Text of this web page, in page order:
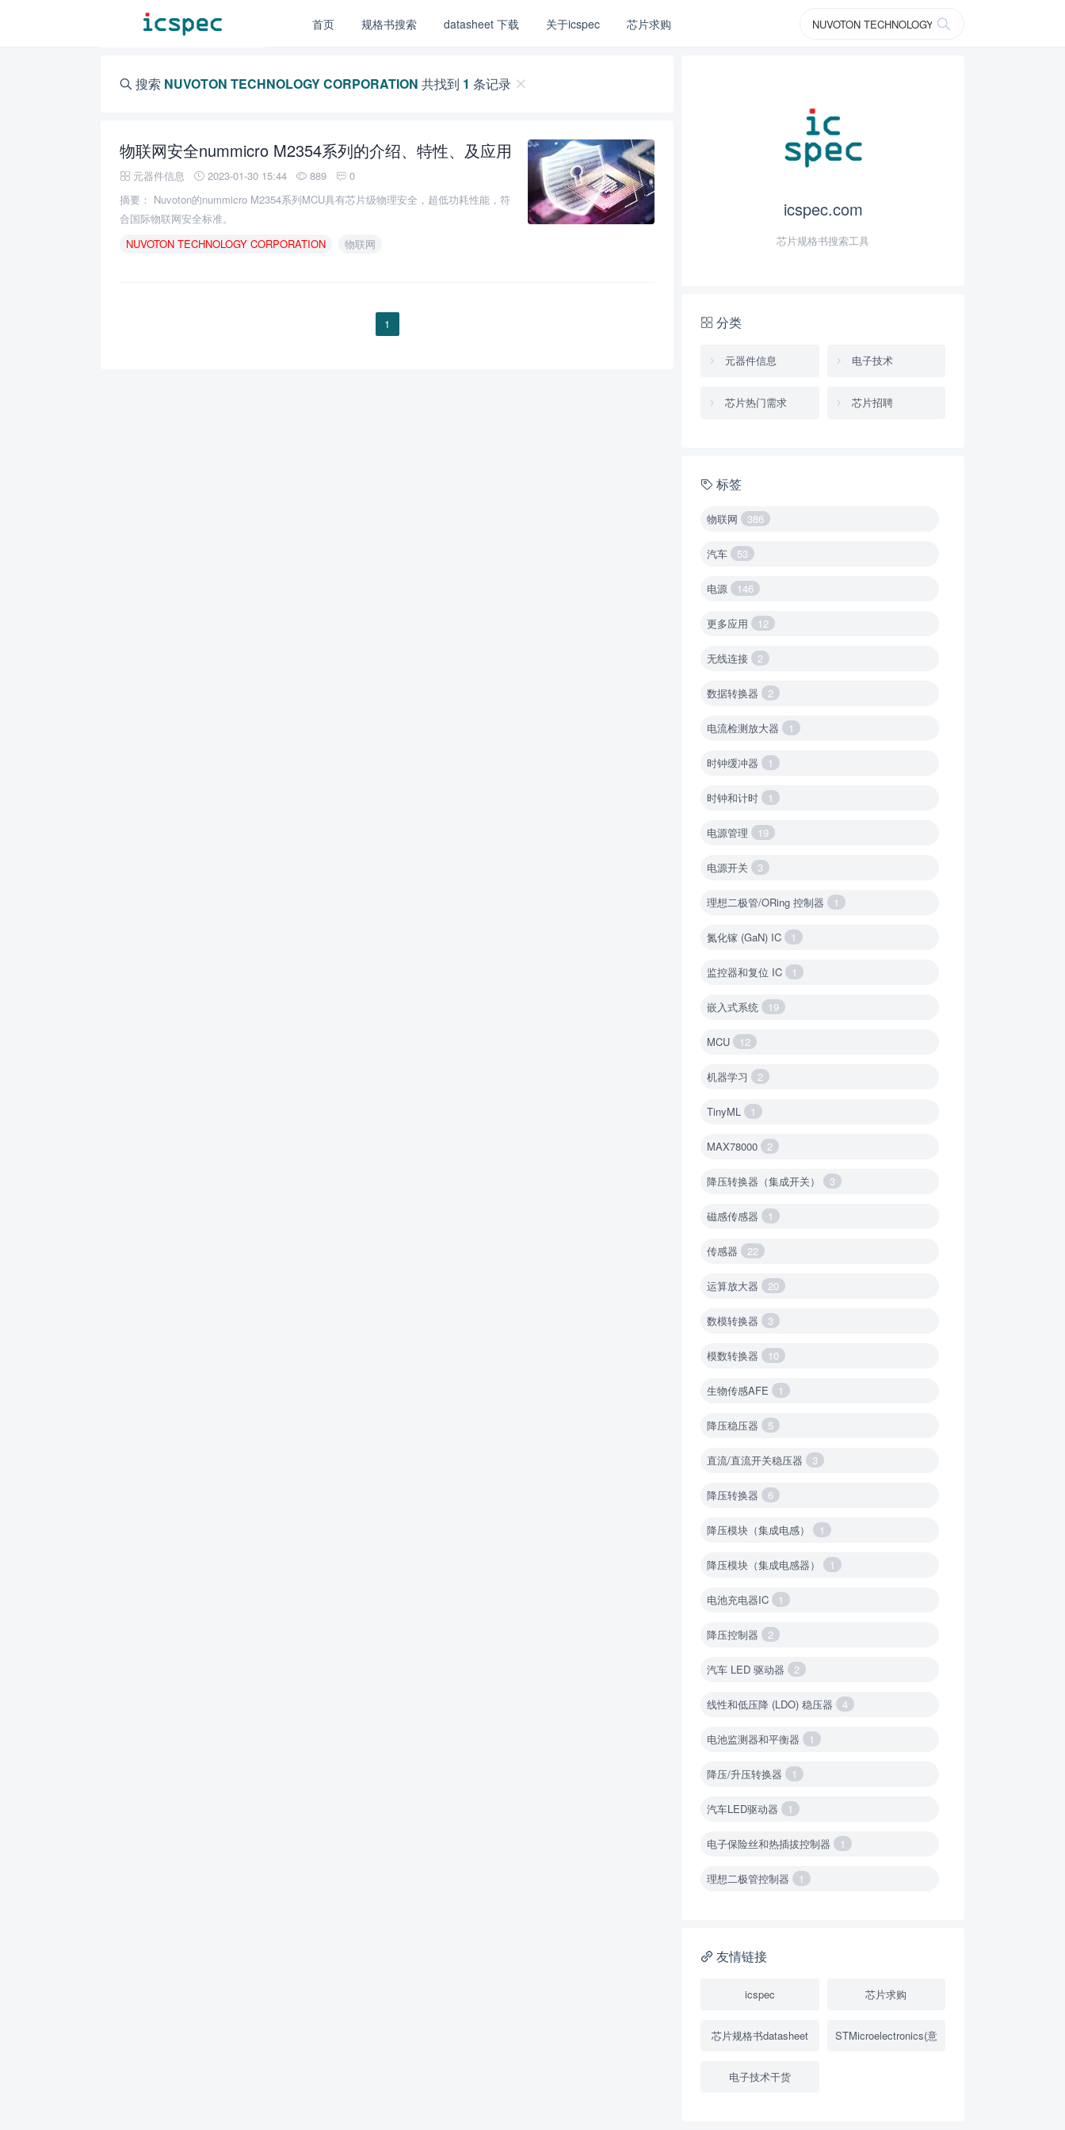
首页 规格书搜索 datasheet 下载 关于icspec 芯片求购
搜索 NUVOTON TECHNOLOGY CORPORATION 共找到 1 条记录
物联网安全nummicro M2354系列的介绍、特性、及应用
元器件信息 2023-01-30 15:44 889
0
摘要： Nuvoton的nummicro M2354系列MCU具有芯片级物理安全，超低功耗性能，符
合国际物联网安全标准。
NUVOTON TECHNOLOGY CORPORATION 物联网
1
icspec.com
芯片规格书搜索工具
分类
元器件信息 电子技术
芯片热门需求 芯片招聘
标签
物联网 386
汽车 53
电源 146
更多应用 12
无线连接 2
数据转换器 2
电流检测放大器 1
时钟缓冲器 1
时钟和计时 1
电源管理 19
电源开关 3
理想二极管/ORing 控制器 1
氮化镓 (GaN) IC 1
监控器和复位 IC 1
嵌入式系统 19
MCU 12
机器学习 2
TinyML 1
MAX78000 2
降压转换器（集成开关） 3
磁感传感器 1
传感器 22
运算放大器 20
数模转换器 3
模数转换器 10
生物传感AFE 1
降压稳压器 5
直流/直流开关稳压器 3
降压转换器 6
降压模块（集成电感） 1
降压模块（集成电感器） 1
电池充电器IC 1
降压控制器 2
汽车 LED 驱动器 2
线性和低压降 (LDO) 稳压器 4
电池监测器和平衡器 1
降压/升压转换器 1
汽车LED驱动器 1
电子保险丝和热插拔控制器 1
理想二极管控制器 1
降压转换器（继承开关）
USB隔离器 1
友情链接
icspec 芯片求购
芯片规格书datasheet STMicroelectronics(意
电子技术干货